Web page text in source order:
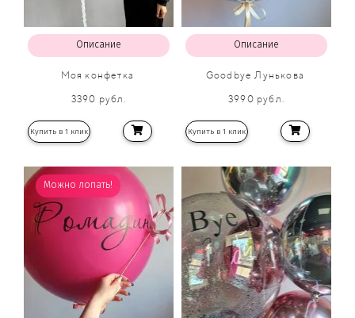
Описание
Моя конфетка
3390 рубл.
Купить в 1 клик
Описание
Goodbye Лунькова
3990 рубл.
Купить в 1 клик
Можно лопать!